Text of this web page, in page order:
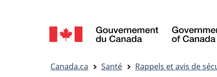
Sélection
de
la
Canada.ca Santé Rappels et avis de